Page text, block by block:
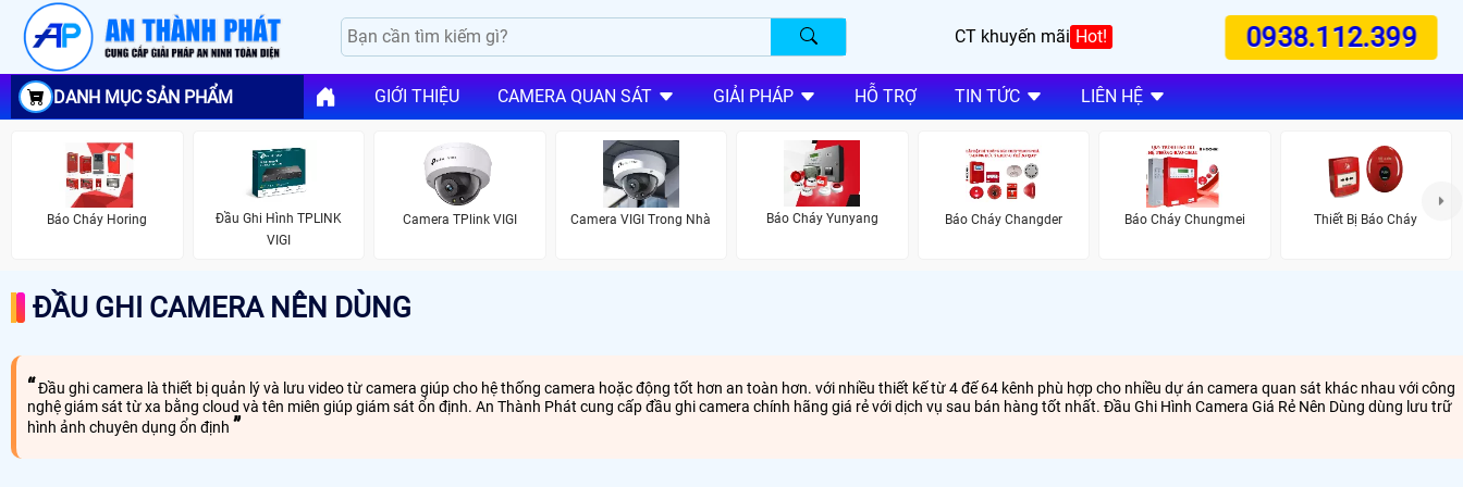
CT khuyến mãi Hot! 0938.112.399
DANH MỤC SẢN PHẨM GIỚI THIỆU CAMERA QUAN SÁT GIẢI PHÁP HỖ TRỢ TIN TỨC LIÊN HỆ
Báo Cháy Horing
Đầu Ghi Hình TPLINK
VIGI
Camera TPlink VIGI Camera VIGI Trong Nhà Báo Cháy Yunyang Báo Cháy Changder Báo Cháy Chungmei Thiết Bị Báo Cháy
ĐẦU GHI CAMERA NÊN DÙNG
Đầu ghi camera là thiết bị quản lý và lưu video từ camera giúp cho hệ thống camera hoặc động tốt hơn an toàn hơn. với nhiều thiết kế từ 4 đế 64 kênh phù hợp cho nhiều dự án camera quan sát khác nhau với công
nghệ giám sát từ xa bằng cloud và tên miên giúp giám sát ổn định. An Thành Phát cung cấp đầu ghi camera chính hãng giá rẻ với dịch vụ sau bán hàng tốt nhất. Đầu Ghi Hình Camera Giá Rẻ Nên Dùng dùng lưu trữ
hình ảnh chuyên dụng ổn định